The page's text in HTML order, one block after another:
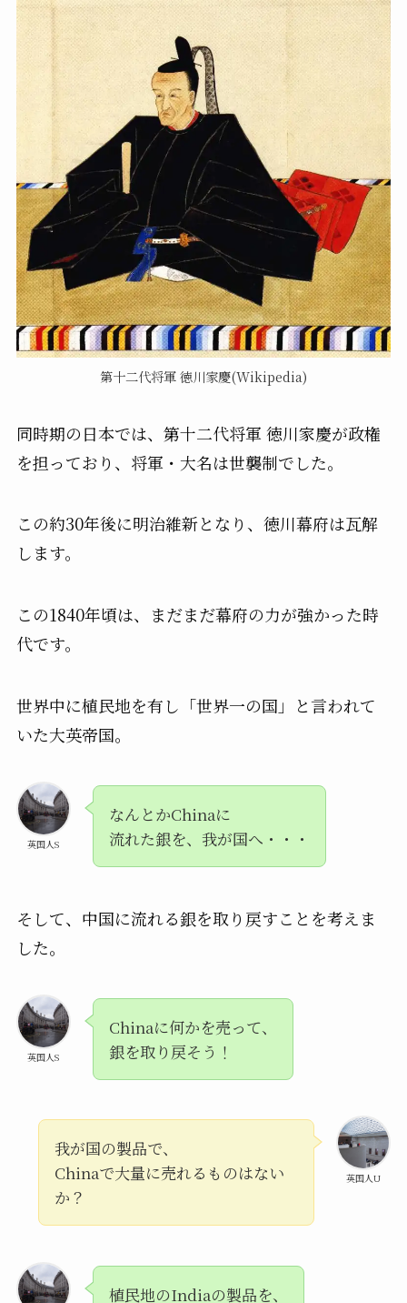
第十二代将軍 徳川家慶(Wikipedia)
同時期の日本では、第十二代将軍 徳川家慶が政権
を担っており、将軍・大名は世襲制でした。
この約30年後に明治維新となり、徳川幕府は瓦解
します。
この1840年頃は、まだまだ幕府の力が強かった時
代です。
世界中に植民地を有し「世界一の国」と言われて
いた大英帝国。
英国人S
なんとかChinaに
流れた銀を、我が国へ・・・
そして、中国に流れる銀を取り戻すことを考えま
した。
英国人S
Chinaに何かを売って、
銀を取り戻そう！
英国人U
我が国の製品で、
Chinaで大量に売れるものはない
か？
植民地のIndiaの製品を、